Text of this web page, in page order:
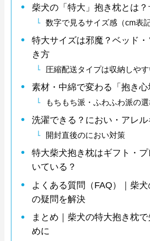
柴犬の「特大」抱き枕とは
数字で見るサイズ感（cm表
特大サイズは邪魔？ベッド
き方
圧縮配送タイプは収納しや
素材・中綿で変わる「抱き心
もちもち派・ふわふわ派の
洗濯できる？におい・アレ
開封直後のにおい対策
特大柴犬抱き枕はギフト・プ
いている？
よくある質問（FAQ）｜柴
の疑問を解決
まとめ｜柴犬の特大抱き枕
めに